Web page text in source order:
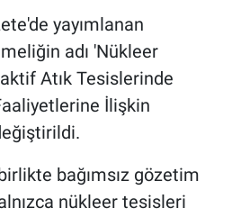
yayımlanan
adı 'Nükleer
Atık Tesislerinde
İlişkin
bağımsız gözetim
nükleer tesisleri